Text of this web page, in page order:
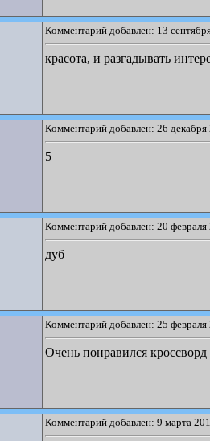
Комментарий добавлен: 13
красота, и разгадывать
Комментарий добавлен: 26
5
Комментарий добавлен: 20
дуб
Комментарий добавлен: 25
Очень понравился
Комментарий добавлен: 9 марта